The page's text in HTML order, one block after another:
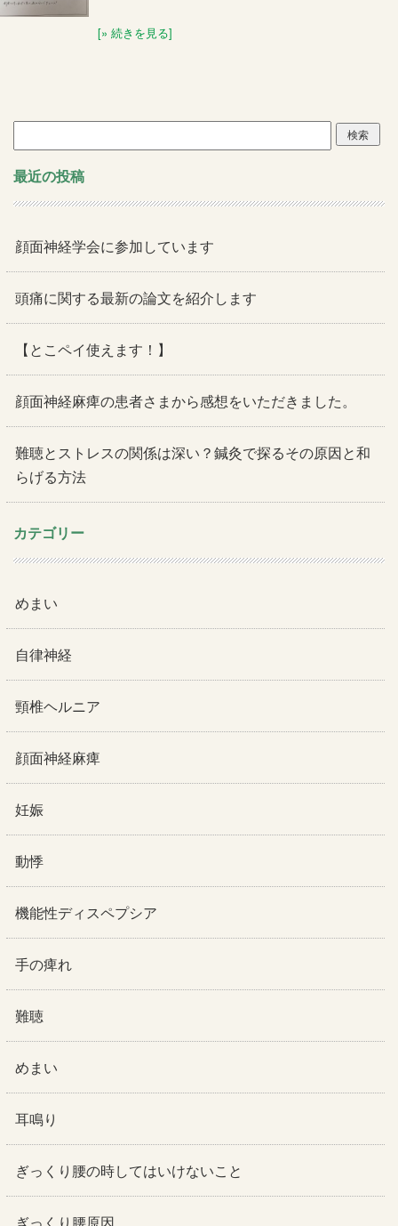
[» 続きを見る]
検
最近の投稿
顔面神経学会に参加しています
頭痛に関する最新の論文を紹介します
【とこペイ使えます！】
顔面神経麻痺の患者さまから感想をいただきました。
難聴とストレスの関係は深い？鍼灸で探るその原因と和
らげる方法
カテゴリー
めまい
自律神経
頸椎ヘルニア
顔面神経麻痺
妊娠
動悸
機能性ディスペプシア
手の痺れ
難聴
めまい
耳鳴り
ぎっくり腰の時してはいけないこと